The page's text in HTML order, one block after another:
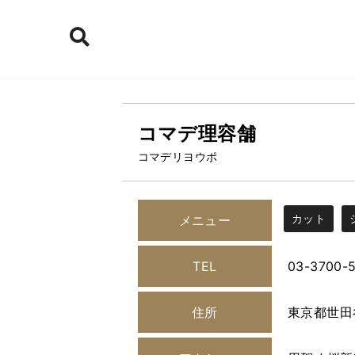
コマデ理容舗
コマデリヨウポ
メニュー カット
TEL 03-3700-
住所 東京都世